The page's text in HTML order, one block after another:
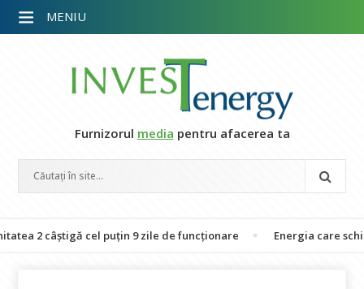
Furnizorul media pentru afacerea ta
câștigă cel puțin 9 zile de funcționare Energia care schimbă
MENIU